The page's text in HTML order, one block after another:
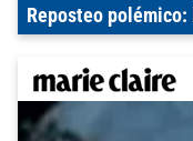
Reposteo